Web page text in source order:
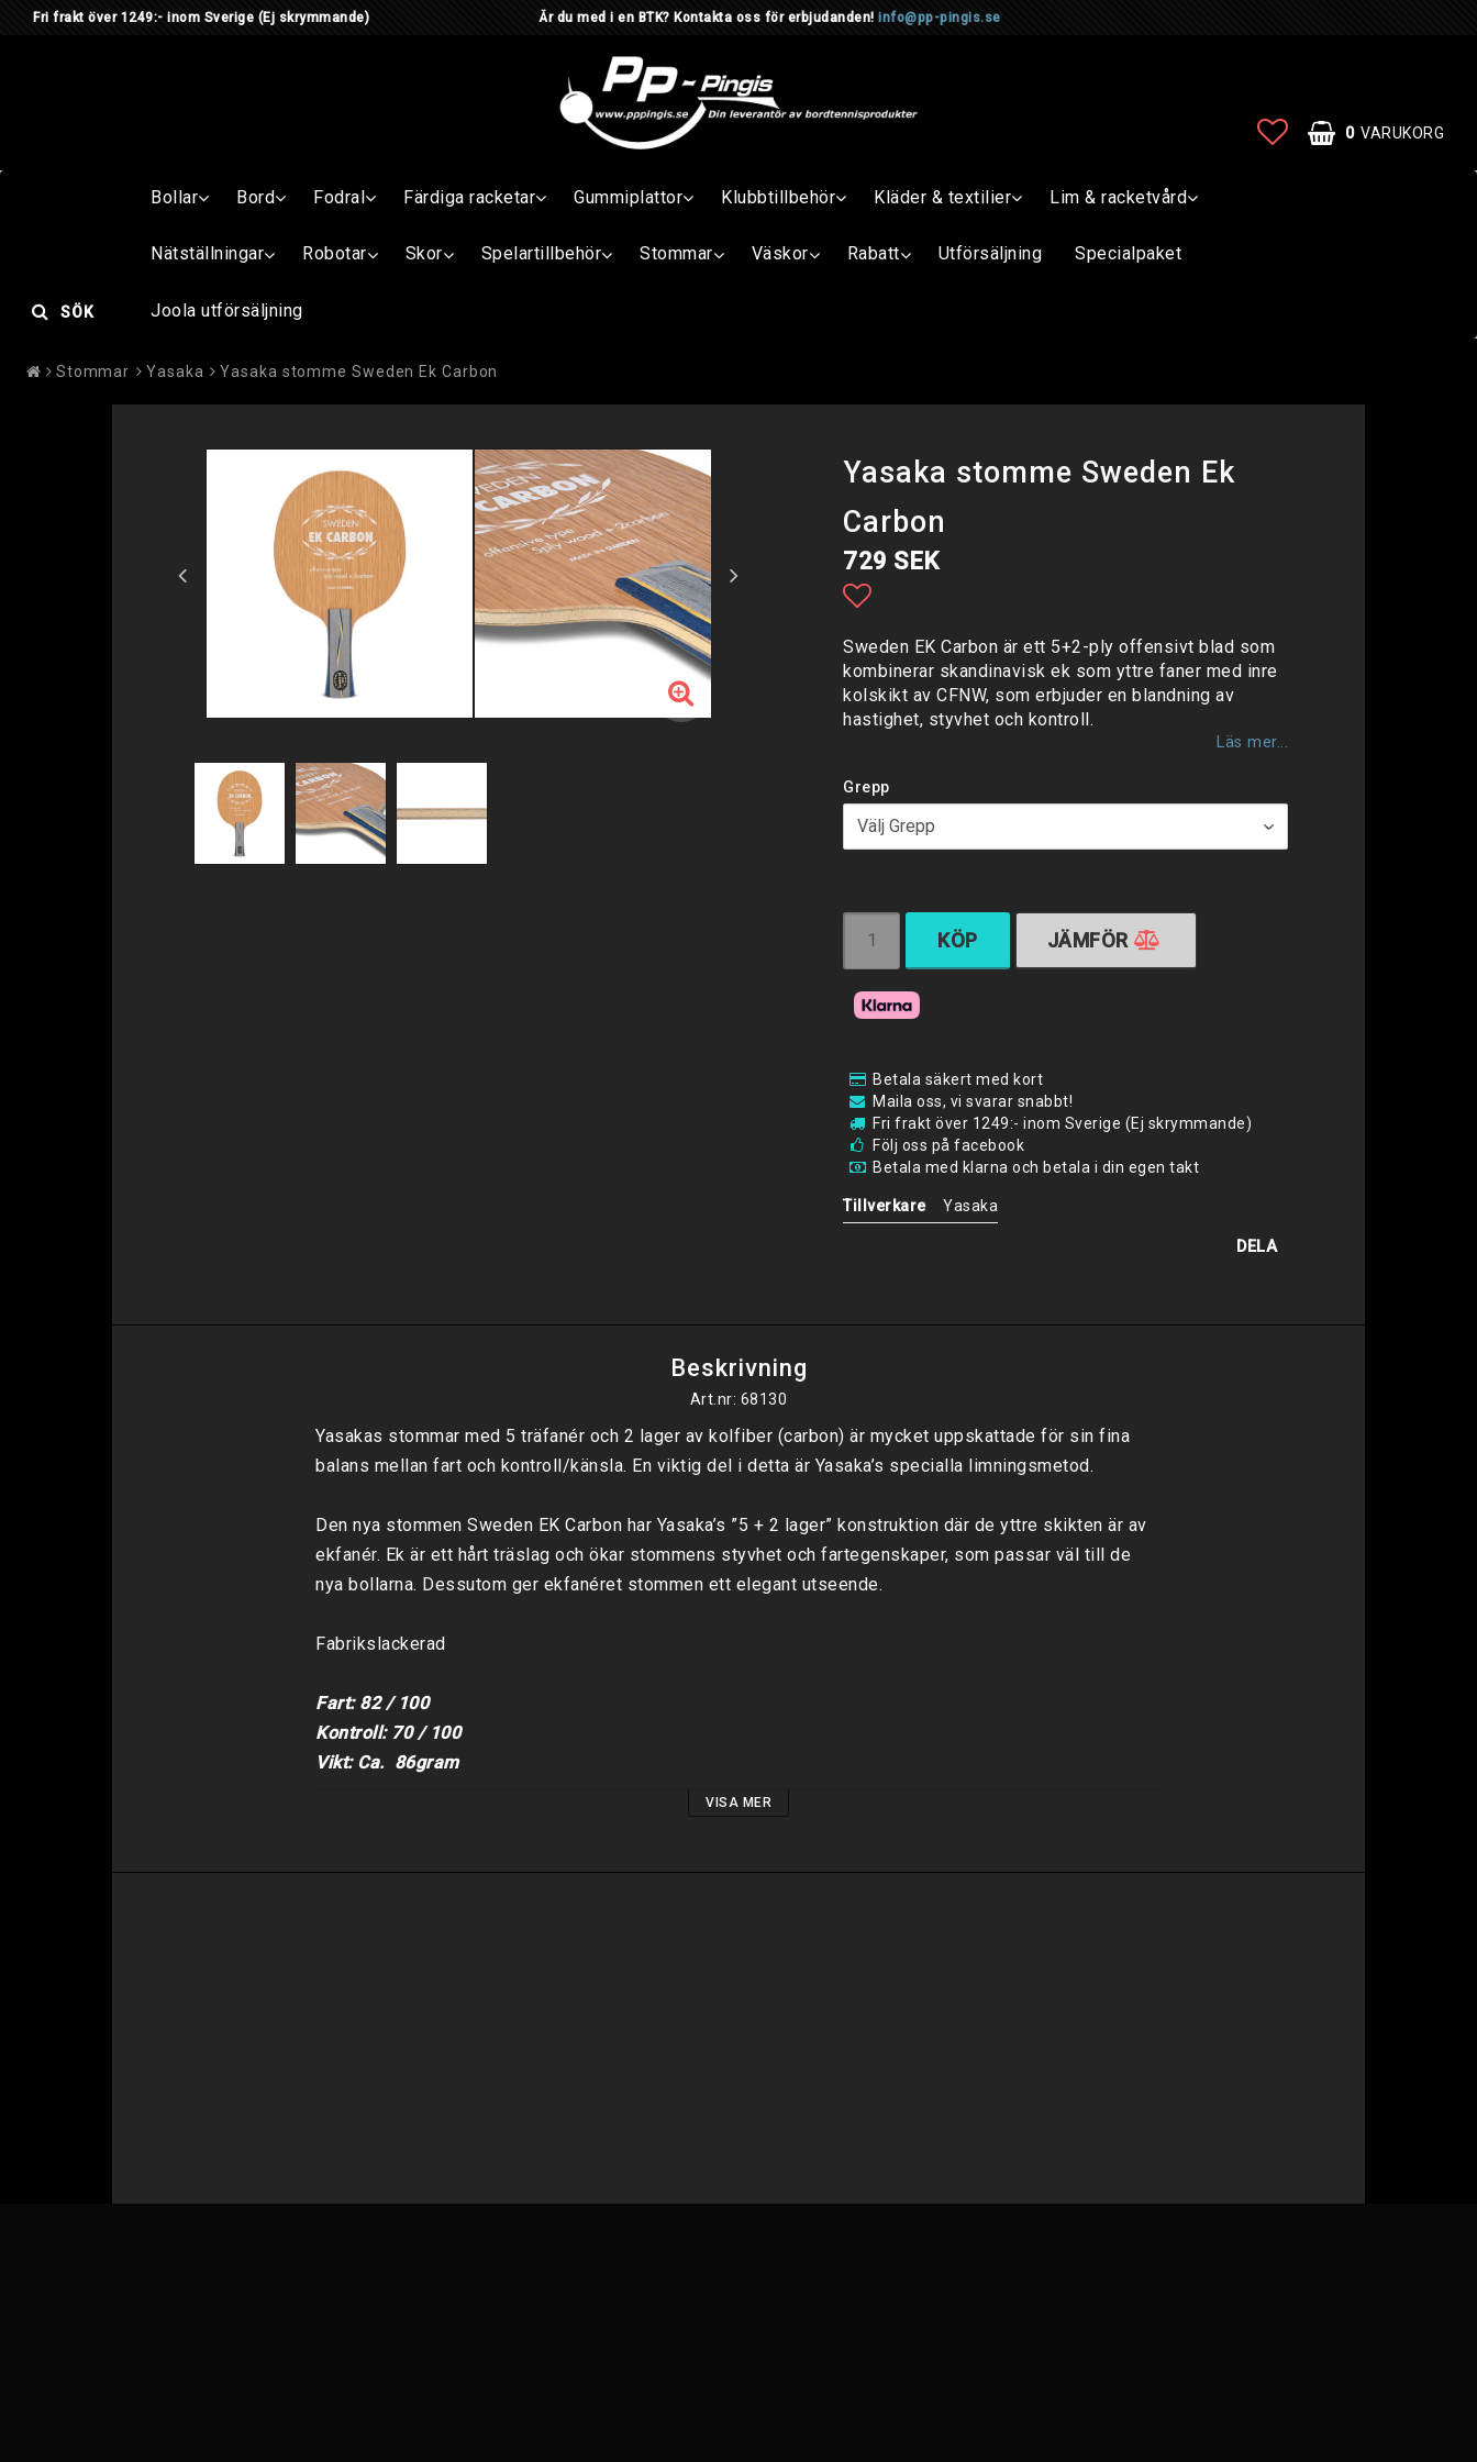
Fri frakt över 1249:- inom Sverige (Ej skrymmande) Är du med i en BTK? Kontakta oss för erbjudanden! info@pp-pingis.se
0 VARUKORG
Bollar Bord Fodral Färdiga racketar Gummiplattor Klubbtillbehör Kläder & textilier Lim & racketvård
Nätställningar Robotar Skor Spelartillbehör Stommar Väskor Rabatt Utförsäljning Specialpaket
Joola utförsäljning
SÖK
Stommar Yasaka Yasaka stomme Sweden Ek Carbon
Yasaka stomme Sweden Ek
Carbon
729 SEK
Lägg till i favoritlistan
Sweden EK Carbon är ett 5+2-ply offensivt blad som
kombinerar skandinavisk ek som yttre faner med inre
kolskikt av CFNW, som erbjuder en blandning av
hastighet, styvhet och kontroll.
Läs mer...
Grepp
KÖP JÄMFÖR
Betala säkert med kort
Maila oss, vi svarar snabbt!
Fri frakt över 1249:- inom Sverige (Ej skrymmande)
Följ oss på facebook
Betala med klarna och betala i din egen takt
Tillverkare Yasaka
DELA
Beskrivning
Art.nr: 68130
Yasakas stommar med 5 träfanér och 2 lager av kolfiber (carbon) är mycket uppskattade för sin fina
balans mellan fart och kontroll/känsla. En viktig del i detta är Yasaka’s specialla limningsmetod.
Den nya stommen Sweden EK Carbon har Yasaka’s ”5 + 2 lager” konstruktion där de yttre skikten är av
ekfanér. Ek är ett hårt träslag och ökar stommens styvhet och fartegenskaper, som passar väl till de
nya bollarna. Dessutom ger ekfanéret stommen ett elegant utseende.
Fabrikslackerad
Fart: 82 / 100
Kontroll: 70 / 100
Vikt: Ca.  86gram
VISA MER